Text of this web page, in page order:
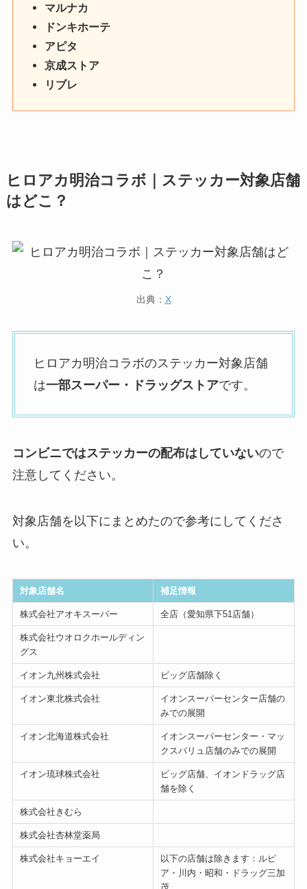
マルナカ
ドンキホーテ
アピタ
京成ストア
リブレ
ヒロアカ明治コラボ｜ステッカー対象店舗
はどこ？
出典： X
ヒロアカ明治コラボのステッカー対象店舗
は一部スーパー・ドラッグストアです。
コンビニではステッカーの配布はしていないので
注意してください。
対象店舗を以下にまとめたので参考にしてくださ
い。
対象店舗名 補足情報
株式会社アオキスーパー 全店（愛知県下51店舗）
株式会社ウオロクホールディン
グス
イオン九州株式会社 ビッグ店舗除く
イオン東北株式会社
イオンスーパーセンター店舗の
みでの展開
イオン北海道株式会社
イオンスーパーセンター・マッ
クスバリュ店舗のみでの展開
イオン琉球株式会社
ビッグ店舗、イオンドラッグ店
舗を除く
株式会社きむら
株式会社杏林堂薬局
株式会社キョーエイ
以下の店舗は除きます：ルピ
ア・川内・昭和・ドラッグ三加